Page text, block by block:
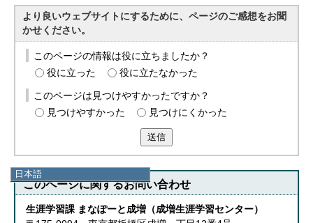
日本語
日本語
English
한국어
より良いウェブサイトにするために、ページのご感想をお聞
かせください。
このページの情報は役に立ちましたか？
役に立った
役に立たなかった
このページは見つけやすかったですか？
見つけやすかった
見つけにくかった
送信
このページに関するお問い合わせ
生涯学習課 まなぽーと成増（成増生涯学習センター）